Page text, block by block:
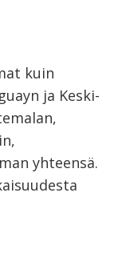
kuin
ja Keski-
yhteensä.